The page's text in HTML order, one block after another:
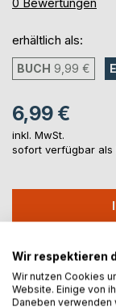
0 Bewertungen
erhältlich als:
BUCH 9,99 €
6,99 €
inkl. MwSt.
sofort verfügbar als
Auf die Merkliste
Titel bewerten
Wir respektieren
Wir nutzen Cookies
Website. Einige von
Daneben verwenden